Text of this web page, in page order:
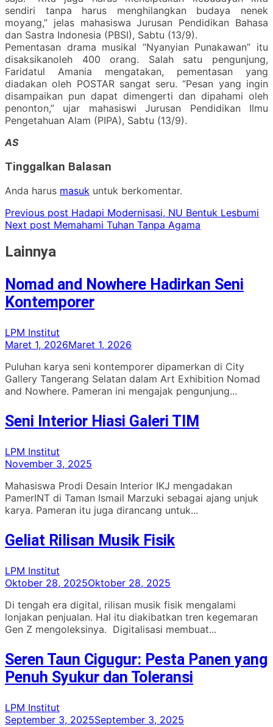
sendiri tanpa harus menghilangkan budaya nenek
moyang,” jelas mahasiswa Jurusan Pendidikan Bahasa
dan Sastra Indonesia (PBSI), Sabtu (13/9).
Pementasan drama musikal “Nyanyian Punakawan” itu
disaksikanoleh 400 orang. Salah satu pengunjung,
Faridatul Amania mengatakan, pementasan yang
diadakan oleh POSTAR sangat seru. “Pesan yang ingin
disampaikan pun dapat dimengerti dan dipahami oleh
penonton,” ujar mahasiswi Jurusan Pendidikan Ilmu
Pengetahuan Alam (PIPA), Sabtu (13/9).
AS
Tinggalkan Balasan
Anda harus masuk untuk berkomentar.
Previous post Hadapi Modernisasi, NU Bentuk Lesbumi
Next post Memahami Tuhan Tanpa Agama
Lainnya
Nomad and Nowhere Hadirkan Seni
Kontemporer
LPM Institut
Maret 1, 2026Maret 1, 2026
Puluhan karya seni kontemporer dipamerkan di City
Gallery Tangerang Selatan dalam Art Exhibition Nomad
and Nowhere. Pameran ini mengajak pengunjung...
Seni Interior Hiasi Galeri TIM
LPM Institut
November 3, 2025
Mahasiswa Prodi Desain Interior IKJ mengadakan
PamerINT di Taman Ismail Marzuki sebagai ajang unjuk
karya. Pameran itu juga dirancang untuk...
Geliat Rilisan Musik Fisik
LPM Institut
Oktober 28, 2025Oktober 28, 2025
Di tengah era digital, rilisan musik fisik mengalami
lonjakan penjualan. Hal itu diakibatkan tren kegemaran
Gen Z mengoleksinya. Digitalisasi membuat...
Seren Taun Cigugur: Pesta Panen yang
Penuh Syukur dan Toleransi
LPM Institut
September 3, 2025September 3, 2025